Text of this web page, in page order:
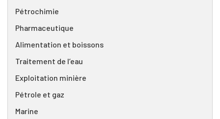
Pétrochimie
Pharmaceutique
Alimentation et boissons
Traitement de l’eau
Exploitation minière
Pétrole et gaz
Marine